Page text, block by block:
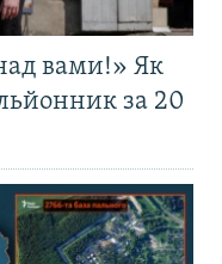
вами!» Як
за 20